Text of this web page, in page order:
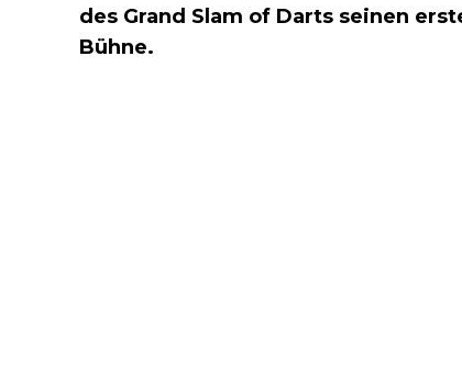
des Grand Slam of Darts seinen
Bühne.